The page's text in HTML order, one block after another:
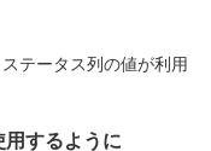
テータス列の値が利用
用するように